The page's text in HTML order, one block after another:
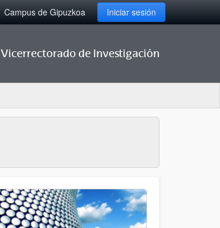
Campus de Gipuzkoa Iniciar sesión
Vicerrectorado de Investigación